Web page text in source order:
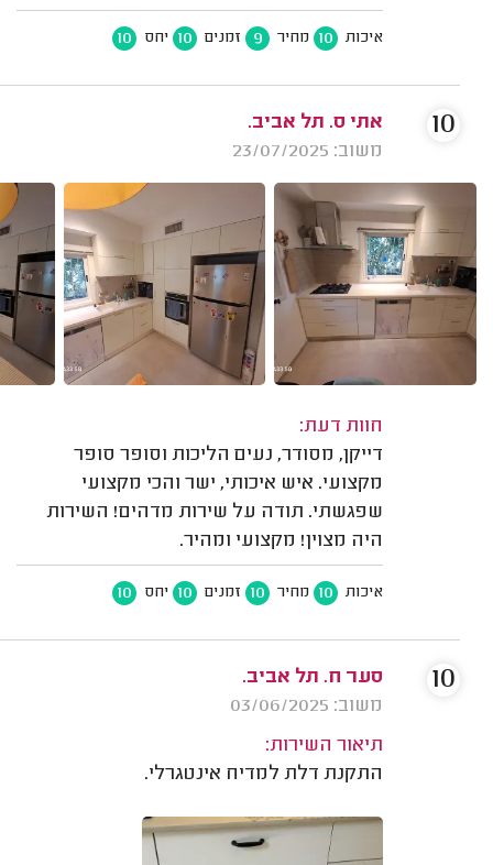
איכות 10 מחיר 9 זמנים 10 יחס 10
אתי ס. תל אביב.
משוב: 23/07/2025
חוות דעת:
דייקן, מסודר, נעים הליכות וסופר סופר
מקצועי. איש איכותי, ישר והכי מקצועי
שפגשתי. תודה על שירות מדהים! השירות
היה מצוין! מקצועי ומהיר.
איכות 10 מחיר 10 זמנים 10 יחס 10
10
סער ח. תל אביב.
משוב: 03/06/2025
תיאור השירות:
התקנת דלת למדיח אינטגרלי.
10